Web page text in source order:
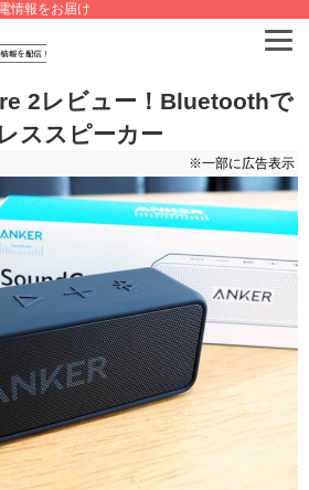
情報をお届け
2レビュー！Bluetoothで
ススピーカー
※一部に広告表示